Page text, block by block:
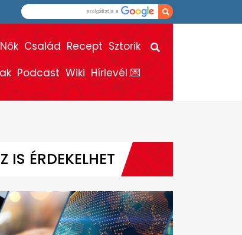
Nők Család Recept Sztorik
Podcast Wiki Hírlevél 💌
IS ÉRDEKELHET